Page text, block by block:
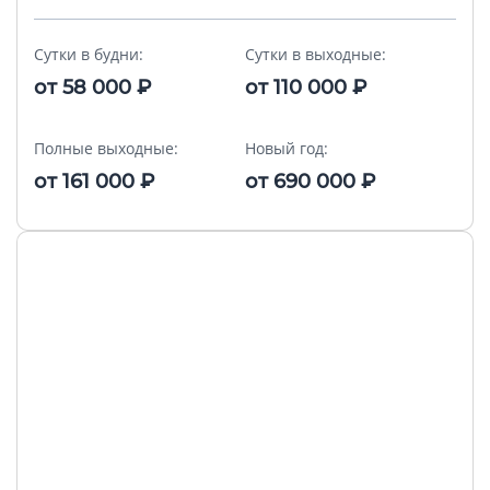
Сутки в будни:
от58 000 ₽
Сутки в выходные:
от110 000 ₽
Полные выходные:
от161 000 ₽
Новый год:
от690 000 ₽